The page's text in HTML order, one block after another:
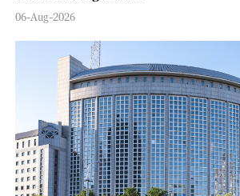
06-Aug-2026